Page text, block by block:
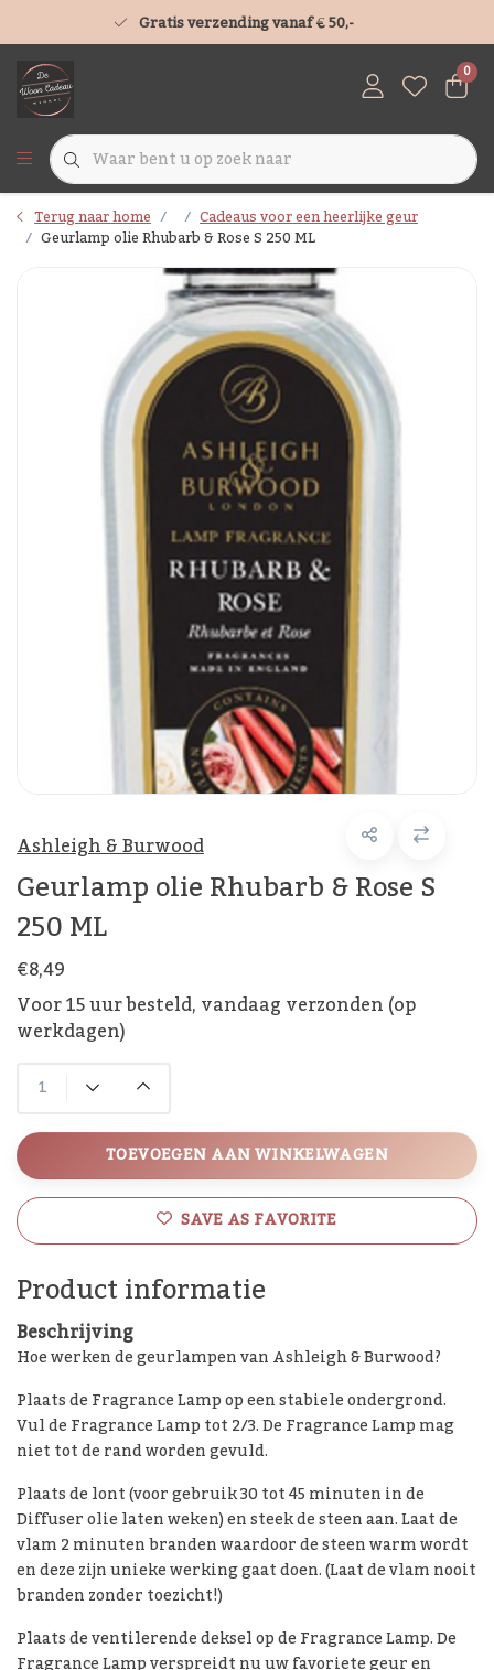
Gratis verzending vanaf € 50,-
0
Terug naar home Cadeaus voor een heerlijke geur
Geurlamp olie Rhubarb & Rose S 250 ML
Ashleigh & Burwood
Geurlamp olie Rhubarb & Rose S
250 ML
€8,49
Voor 15 uur besteld, vandaag verzonden (op
werkdagen)
TOEVOEGEN AAN WINKELWAGEN
SAVE AS FAVORITE
Product informatie
Beschrijving
Hoe werken de geurlampen van Ashleigh & Burwood?
Plaats de Fragrance Lamp op een stabiele ondergrond.
Vul de Fragrance Lamp tot 2/3. De Fragrance Lamp mag
niet tot de rand worden gevuld.
Plaats de lont (voor gebruik 30 tot 45 minuten in de
Diffuser olie laten weken) en steek de steen aan. Laat de
vlam 2 minuten branden waardoor de steen warm wordt
en deze zijn unieke werking gaat doen. (Laat de vlam nooit
branden zonder toezicht!)
Plaats de ventilerende deksel op de Fragrance Lamp. De